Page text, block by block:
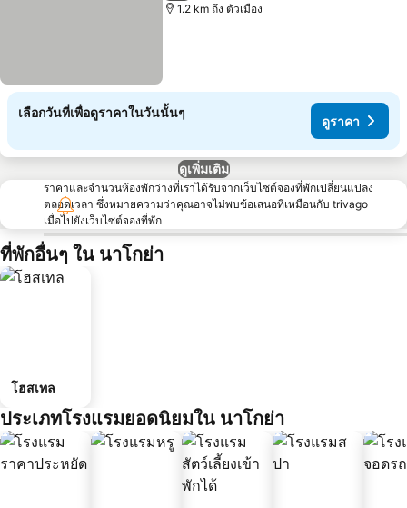
1.2 km ถึง ตัวเมือง
เลือกวันที่เพื่อดูราคาในวันนั้นๆ
ดูราคา
ดูเพิ่มเติม
ราคาและจำนวนห้องพักว่างที่เราได้รับจากเว็บไซต์จองที่พักเปลี่ยนแปลง
ตลอดเวลา ซึ่งหมายความว่าคุณอาจไม่พบข้อเสนอที่เหมือนกับ trivago
เมื่อไปยังเว็บไซต์จองที่พัก
ที่พักอื่นๆ ใน นาโกย่า
โฮสเทล
ประเภทโรงแรมยอดนิยมใน นาโกย่า